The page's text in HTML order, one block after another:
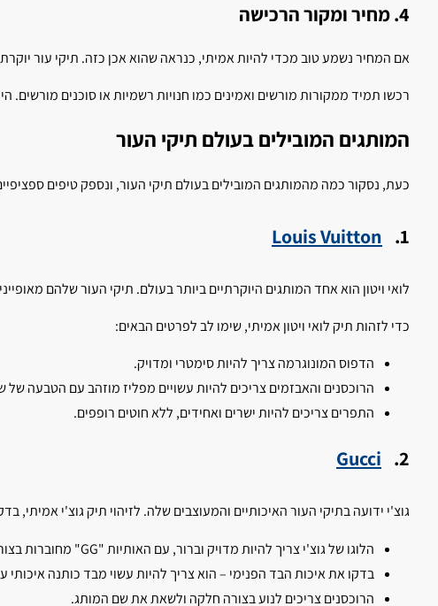
4. מחיר ומקור הרכישה
אם המחיר נשמע טוב מכדי להיות אמיתי, כנראה שהוא אכן כזה. תיקי עור
רכשו תמיד ממקורות מורשים ואמינים כמו חנויות רשמיות או סוכנים מורשים.
המותגים המובילים בעולם תיקי העור
כעת, נסקור כמה מהמותגים המובילים בעולם תיקי העור, ונספק טיפים
1.
Louis Vuitton
לואי ויטון הוא אחד המותגים היוקרתיים ביותר בעולם. תיקי העור שלהם
כדי לזהות תיק לואי ויטון אמיתי, שימו לב לפרטים הבאים:
הדפוס המונוגרמה צריך להיות סימטרי ומדויק.
הרוכסנים והאבזמים צריכים להיות עשויים מפליז מוזהב עם הטבעה של
התפרים צריכים להיות ישרים ואחידים, ללא חוטים רופפים.
2.
Gucci
גוצ'י ידועה בתיקי העור האיכותיים והמעוצבים שלה. לזיהוי תיק גוצ'י אמיתי,
הלוגו של גוצ'י צריך להיות מדויק וברור, עם האותיות "GG" מחוברות בצורה נכונה.
בדקו את איכות הבד הפנימי – הוא צריך להיות עשוי מבד כותנה איכותי
הרוכסנים צריכים לנוע בצורה חלקה ולשאת את שם המותג.